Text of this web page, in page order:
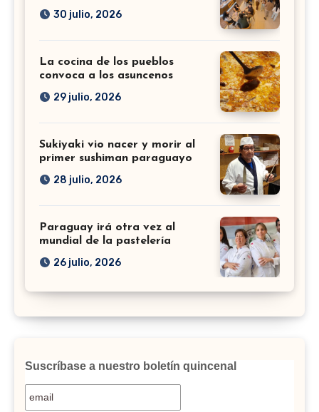
30 julio, 2026
La cocina de los pueblos
convoca a los asuncenos
29 julio, 2026
Sukiyaki vio nacer y morir al
primer sushiman paraguayo
28 julio, 2026
Paraguay irá otra vez al
mundial de la pastelería
26 julio, 2026
Suscríbase a nuestro boletín quincenal